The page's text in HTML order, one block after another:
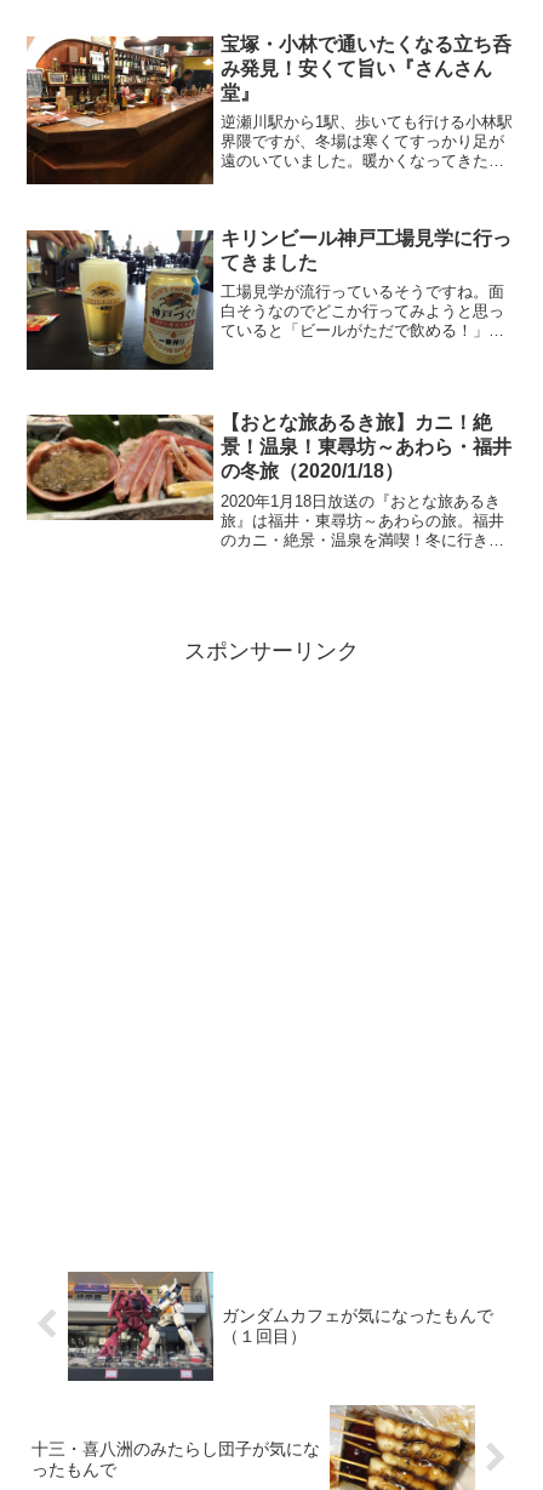
倒だったので参加してま...
宝塚・小林で通いたくなる立ち呑
み発見！安くて旨い『さんさん
堂』
逆瀬川駅から1駅、歩いても行ける小林駅
界隈ですが、冬場は寒くてすっかり足が
遠のいていました。暖かくなってきたの
バー グリーン...
キリンビール神戸工場見学に行っ
てきました
工場見学が流行っているそうですね。面
白そうなのでどこか行ってみようと思っ
ていると「ビールがただで飲める！」と
予約をしましたが週末は特...
【おとな旅あるき旅】カニ！絶
景！温泉！東尋坊～あわら・福井
の冬旅（2020/1/18）
2020年1月18日放送の『おとな旅あるき
旅』は福井・東尋坊～あわらの旅。福井
のカニ・絶景・温泉を満喫！冬に行きた
スポンサーリンク
ガンダムカフェが気になったもんで
（１回目）
十三・喜八洲のみたらし団子が気にな
ったもんで